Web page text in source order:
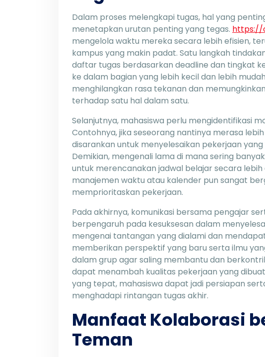
Dalam proses melengkapi tugas, hal yang
menetapkan urutan penting yang tegas. https://
mengelola waktu mereka secara lebih efisien,
kampus yang makin padat. Satu langkah
daftar tugas berdasarkan deadline dan tingkat
ke dalam bagian yang lebih kecil dan lebih
menghilangkan rasa tekanan dan
terhadap satu hal dalam satu.
Selanjutnya, mahasiswa perlu mengidentifikasi
Contohnya, jika seseorang nantinya merasa
disarankan untuk menyelesaikan pekerjaan
Demikian, mengenali lama di mana sering
untuk merencanakan jadwal belajar secara lebih
manajemen waktu atau kalender pun sangat
memprioritaskan pekerjaan.
Pada akhirnya, komunikasi bersama pengajar
berpengaruh pada kesuksesan dalam
mengenai tantangan yang dialami dan
memberikan perspektif yang baru serta ilmu
dalam grup agar saling membantu dan
dapat menambah kualitas pekerjaan yang
yang tepat, mahasiswa dapat jadi persiapan
menghadapi rintangan tugas akhir.
Manfaat Kolaborasi
Teman